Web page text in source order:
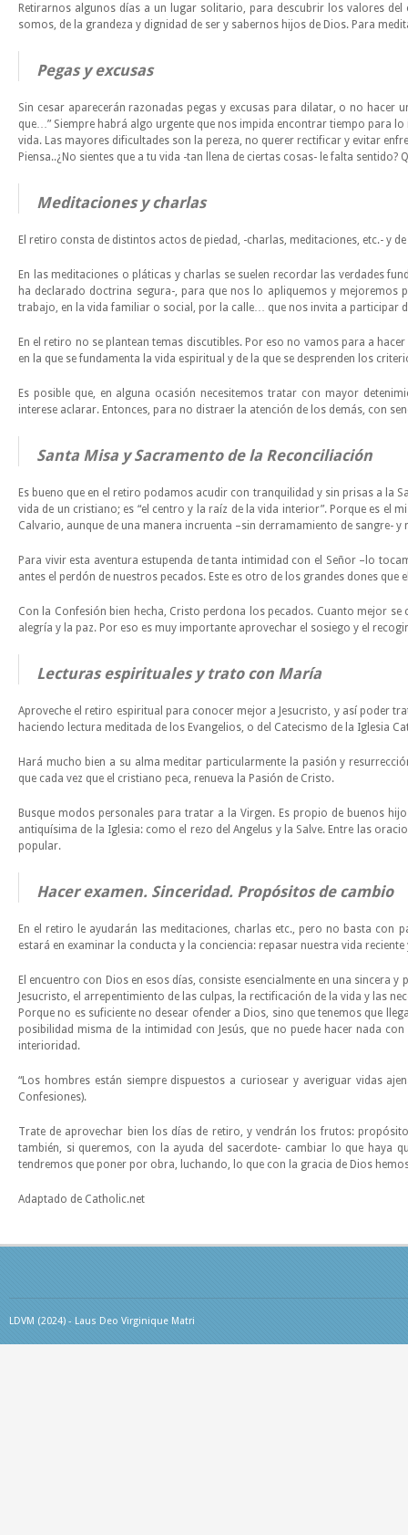
Retirarnos algunos días a un lugar solitario, para descubrir los valores
somos, de la grandeza y dignidad de ser y sabernos hijos de Dios. Para
Pegas y excusas
Sin cesar aparecerán razonadas pegas y excusas para dilatar, o no hacer
que…” Siempre habrá algo urgente que nos impida encontrar tiempo para
vida. Las mayores dificultades son la pereza, no querer rectificar y evitar
Piensa..¿No sientes que a tu vida -tan llena de ciertas cosas- le falta
Meditaciones y charlas
El retiro consta de distintos actos de piedad, -charlas, meditaciones, etc.- y
En las meditaciones o pláticas y charlas se suelen recordar las verdades
ha declarado doctrina segura-, para que nos lo apliquemos y mejoremos
trabajo, en la vida familiar o social, por la calle… que nos invita a participar
En el retiro no se plantean temas discutibles. Por eso no vamos para a
en la que se fundamenta la vida espiritual y de la que se desprenden los
Es posible que, en alguna ocasión necesitemos tratar con mayor
interese aclarar. Entonces, para no distraer la atención de los demás, con
Santa Misa y Sacramento de la Reconciliación
Es bueno que en el retiro podamos acudir con tranquilidad y sin prisas a la
vida de un cristiano; es “el centro y la raíz de la vida interior”. Porque es el
Calvario, aunque de una manera incruenta –sin derramamiento de sangre- y
Para vivir esta aventura estupenda de tanta intimidad con el Señor –lo
antes el perdón de nuestros pecados. Este es otro de los grandes dones que
Con la Confesión bien hecha, Cristo perdona los pecados. Cuanto mejor
alegría y la paz. Por eso es muy importante aprovechar el sosiego y el
Lecturas espirituales y trato con María
Aproveche el retiro espiritual para conocer mejor a Jesucristo, y así poder
haciendo lectura meditada de los Evangelios, o del Catecismo de la Iglesia
Hará mucho bien a su alma meditar particularmente la pasión y
que cada vez que el cristiano peca, renueva la Pasión de Cristo.
Busque modos personales para tratar a la Virgen. Es propio de buenos
antiquísima de la Iglesia: como el rezo del Angelus y la Salve. Entre las
popular.
Hacer examen. Sinceridad. Propósitos de cambio
En el retiro le ayudarán las meditaciones, charlas etc., pero no basta
estará en examinar la conducta y la conciencia: repasar nuestra vida
El encuentro con Dios en esos días, consiste esencialmente en una
Jesucristo, el arrepentimiento de las culpas, la rectificación de la vida y las
Porque no es suficiente no desear ofender a Dios, sino que tenemos que
posibilidad misma de la intimidad con Jesús, que no puede hacer nada
interioridad.
“Los hombres están siempre dispuestos a curiosear y averiguar vidas
Confesiones).
Trate de aprovechar bien los días de retiro, y vendrán los frutos:
también, si queremos, con la ayuda del sacerdote- cambiar lo que haya
tendremos que poner por obra, luchando, lo que con la gracia de Dios
Adaptado de Catholic.net
LDVM (2024) - Laus Deo Virginique Matri